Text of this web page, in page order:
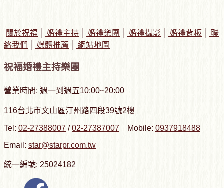
關於祝福 婚禮主持 婚禮樂團 婚禮攝影 婚禮背板
聯
絡我們
媒體推薦 網站地圖
祝福婚禮主持樂團
營業時間: 週一到週五10:00~20:00
116台北市文山區汀州路四段39號2樓
Tel: 02-27388007 /02-27387007 Mobile: 0937918488
Email: star@starpr.com.tw
統一編號: 25024182